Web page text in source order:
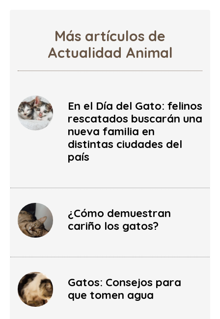
Más artículos de
Actualidad Animal
En el Día del Gato: felinos
rescatados buscarán una
nueva familia en
distintas ciudades del
país
¿Cómo demuestran
cariño los gatos?
Gatos: Consejos para
que tomen agua